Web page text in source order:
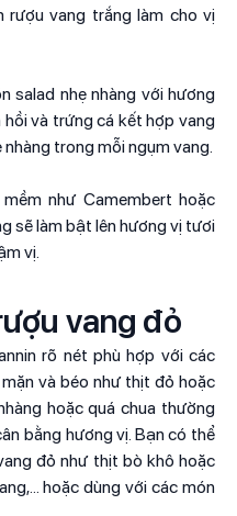
rượu vang trắng làm cho vị
salad nhẹ nhàng với hương
và trứng cá kết hợp vang
trong mỗi ngụm vang.
như Camembert hoặc
sẽ làm bật lên hương vị tươi
vị.
vang đỏ
rõ nét phù hợp với các
và béo như thịt đỏ hoặc
hoặc quá chua thường
bằng hương vị. Bạn có thể
đỏ như thịt bò khô hoặc
hoặc dùng với các món